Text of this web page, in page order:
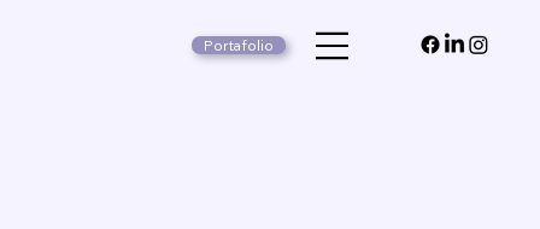
Portafolio